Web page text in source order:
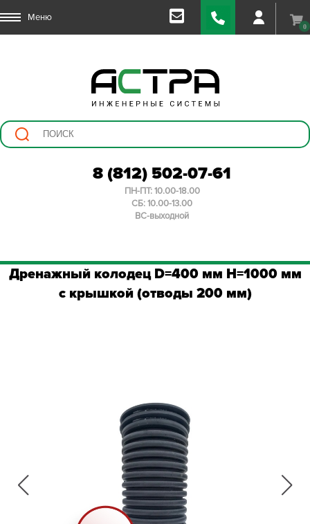
Меню
0
8 (812) 502-07-61
ПН-ПТ: 10.00-18.00
СБ: 10.00-13.00
ВС-выходной
Дренажный колодец D=400 мм H=1000 мм
с крышкой (отводы 200 мм)